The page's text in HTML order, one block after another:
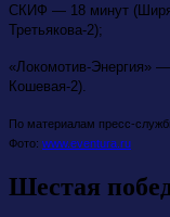
СКИФ — 18 минут
Третьякова-2);
«Локомотив-Энергия»
Кошевая-2).
По материалам пресс-
Фото: www.eventura.ru
Шестая